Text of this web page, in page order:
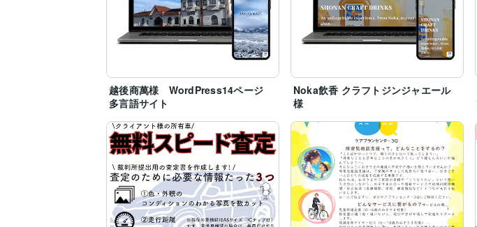
越後商萬様 WordPress14ページ
多言語サイト
Noka飲香 クラフトジンジャエール
様